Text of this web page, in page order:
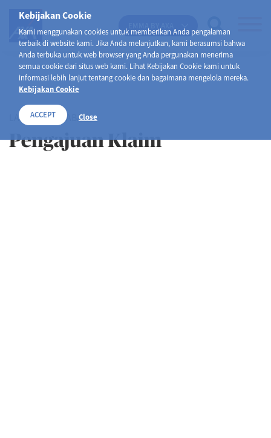
Kebijakan Cookie
Kami menggunakan cookies untuk memberikan Anda pengalaman
terbaik di website kami. Jika Anda melanjutkan, kami berasumsi bahwa
Anda terbuka untuk web browser yang Anda pergunakan menerima
semua cookie dari situs web kami. Lihat Kebijakan Cookie kami untuk
informasi lebih lanjut tentang cookie dan bagaimana mengelola mereka.
Kebijakan Cookie
ACCEPT Close
LAYANAN NASABAH
Pengajuan Klaim